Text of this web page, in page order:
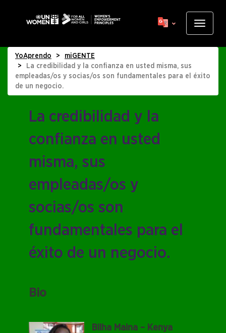
Toggle
YoAprendo
miGENTE
La credibilidad y la confianza en usted misma, sus
empleadas/os y socias/os son fundamentales para el éxito
de un negocio.
title
La credibilidad y la
confianza en usted
misma, sus
empleadas/os y
socias/os son
fundamentales para el
éxito de un negocio.
Bio
Bilha Maina – Kenya